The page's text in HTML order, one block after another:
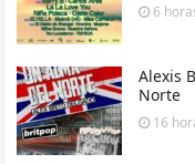
6
Alexis
Norte
16